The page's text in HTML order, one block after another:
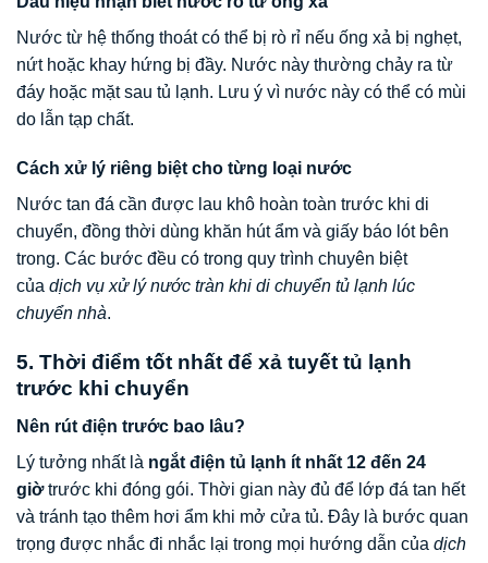
Nước từ hệ thống thoát có thể bị rò rỉ nếu ống xả bị nghẹt,
nứt hoặc khay hứng bị đầy. Nước này thường chảy ra từ
đáy hoặc mặt sau tủ lạnh. Lưu ý vì nước này có thể có mùi
do lẫn tạp chất.
Cách xử lý riêng biệt cho từng loại nước
Nước tan đá cần được lau khô hoàn toàn trước khi di
chuyển, đồng thời dùng khăn hút ẩm và giấy báo lót bên
trong. Các bước đều có trong quy trình chuyên biệt
của dịch vụ xử lý nước tràn khi di chuyển tủ lạnh lúc
chuyển nhà.
5. Thời điểm tốt nhất để xả tuyết tủ lạnh
trước khi chuyển
Nên rút điện trước bao lâu?
Lý tưởng nhất là ngắt điện tủ lạnh ít nhất 12 đến 24
giờtrước khi đóng gói. Thời gian này đủ để lớp đá tan hết
và tránh tạo thêm hơi ẩm khi mở cửa tủ. Đây là bước quan
trọng được nhắc đi nhắc lại trong mọi hướng dẫn của dịch